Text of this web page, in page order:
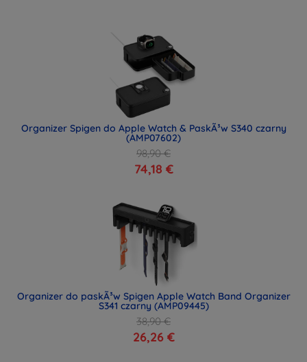
Organizer Spigen do Apple Watch & PaskÃ³w S340 czarny
(AMP07602)
98,90 €
74,18 €
Organizer do paskÃ³w Spigen Apple Watch Band Organizer
S341 czarny (AMP09445)
38,90 €
26,26 €